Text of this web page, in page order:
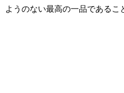
ようのない最高の一品であるこ